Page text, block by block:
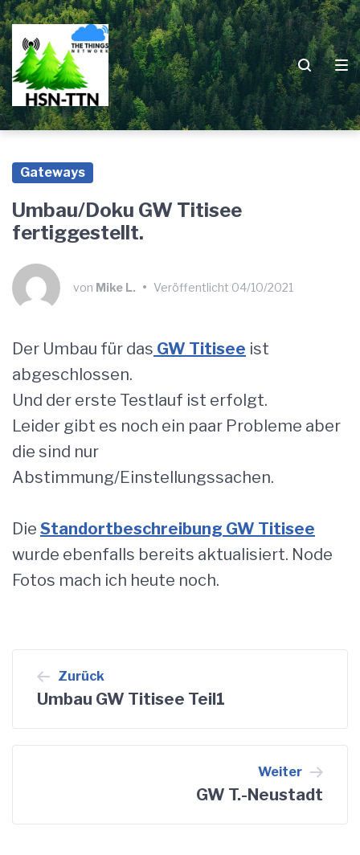
Zur
Hauptnavigation
springen
Zum
Inhalt
springen
Zum
Footer
springen
Gateways
Umbau/Doku GW Titisee
fertiggestellt.
von Mike L. • Veröffentlicht 04/10/2021
Der Umbau für das GW Titisee ist
abgeschlossen.
Und der erste Testlauf ist erfolgt.
Leider gibt es noch ein paar Probleme aber
die sind nur
Abstimmung/Einstellungssachen.
Die Standortbeschreibung GW Titisee
wurde ebenfalls bereits aktualisiert. Node
Fotos mach ich heute noch.
Zurück
Umbau GW Titisee Teil1
Weiter
GW T.-Neustadt